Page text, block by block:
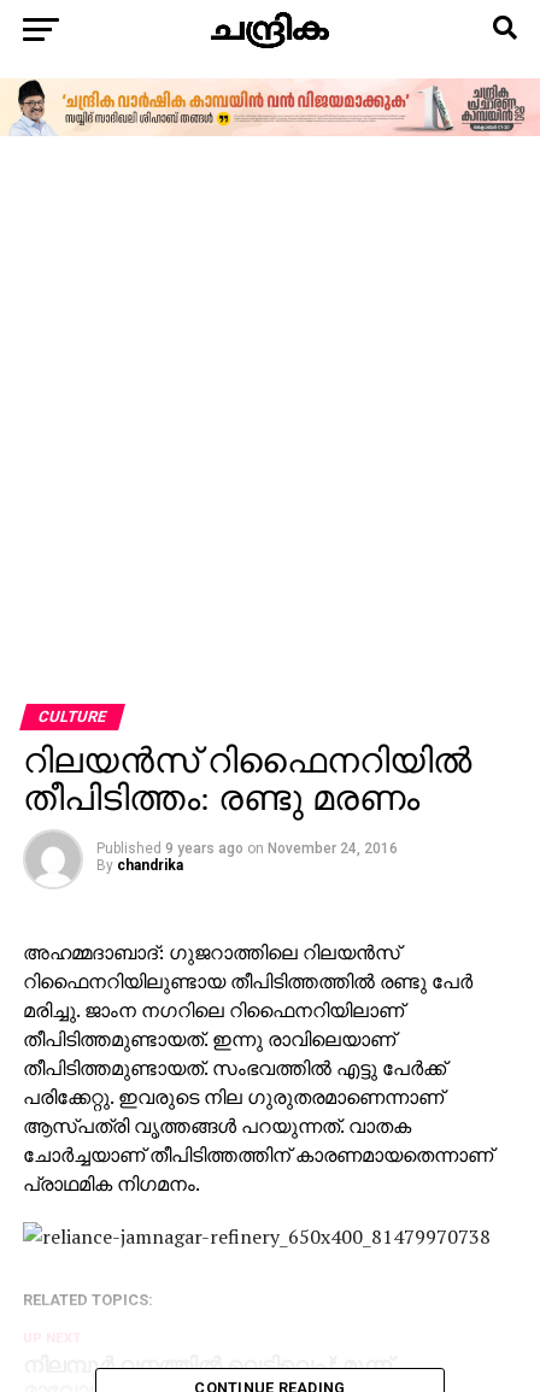
CULTURE
റിലയന്‍സ് റിഫൈനറിയില്‍
തീപിടിത്തം: രണ്ടു മരണം
Published 9 years ago on November 24, 2016
By chandrika
അഹമ്മദാബാദ്: ഗുജറാത്തിലെ റിലയന്‍സ്
റിഫൈനറിയിലുണ്ടായ തീപിടിത്തത്തില്‍ രണ്ടു പേര്‍
മരിച്ചു. ജാംന നഗറിലെ റിഫൈനറിയിലാണ്
തീപിടിത്തമുണ്ടായത്. ഇന്നു രാവിലെയാണ്
തീപിടിത്തമുണ്ടായത്. സംഭവത്തില്‍ എട്ടു പേര്‍ക്ക്
പരിക്കേറ്റു. ഇവരുടെ നില ഗുരുതരമാണെന്നാണ്
ആസ്പത്രി വൃത്തങ്ങള്‍ പറയുന്നത്. വാതക
ചോര്‍ച്ചയാണ് തീപിടിത്തത്തിന് കാരണമായതെന്നാണ്
പ്രാഥമിക നിഗമനം.
RELATED TOPICS:
UP NEXT
നിലമ്പൂര്‍ വനത്തില്‍ വെടിവെപ്പ്; മൂന്ന്
CONTINUE READING